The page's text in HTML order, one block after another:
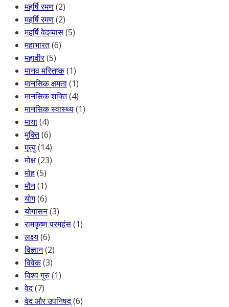
महर्षि रमण(2)
महर्षि रमण(2)
महर्षि वेदव्यास(5)
महाभारत(6)
महावीर(5)
मानव मस्तिष्क(1)
मानसिक क्षमता(1)
मानसिक शक्ति(4)
मानसिक स्वास्थ्य(1)
माया(4)
मुक्ति(6)
मृत्यु(14)
मोक्ष(23)
मोह(5)
मौन(1)
योग(6)
योगासन(3)
रामकृष्ण परमहंस(1)
लक्ष्य(6)
विज्ञान(2)
विवेक(3)
विश्व गुरु(1)
वेद(7)
वेद और उपनिषद्(6)